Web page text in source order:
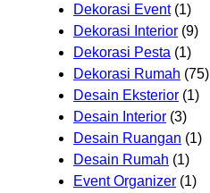
Dekorasi Event(1)
Dekorasi Interior (9)
Dekorasi Pesta (1)
Dekorasi Rumah (75)
Desain Eksterior (1)
Desain Interior (3)
Desain Ruangan (1)
Desain Rumah (1)
Event Organizer (1)